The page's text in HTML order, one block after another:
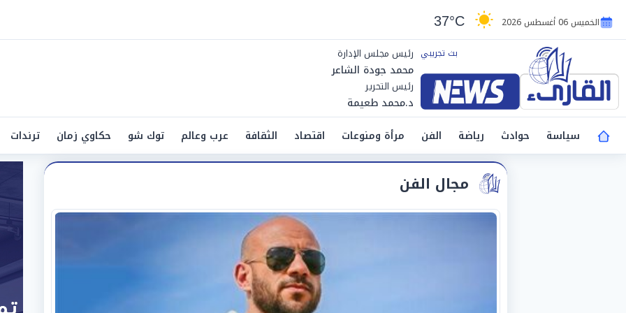
الخميس 06 أغسطس 2026 37°C
رئيس مجلس الإدارة
محمد جودة الشاعر
رئيس التحرير
د.محمد طعيمة
سياسة
حوادث رياضة الفن مرأة ومنوعات اقتصاد الثقافة عرب وعالم توك شو حكاوي زمان ترندات
مجال الفن